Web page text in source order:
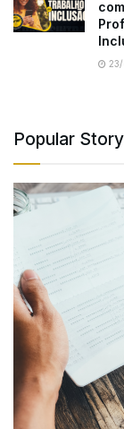
Popular Story